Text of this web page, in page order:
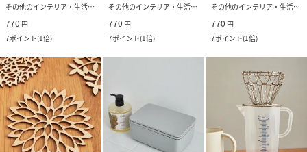
その他のインテリア・生活雑貨
770 円
7ポイント(1倍)
その他のインテリア・生活雑貨
770 円
7ポイント(1倍)
その他のインテリア・生活雑貨
770 円
7ポイント(1倍)